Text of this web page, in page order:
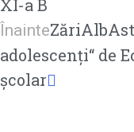
XI-a B
Înainte
adolescenţi“ de
şcolar